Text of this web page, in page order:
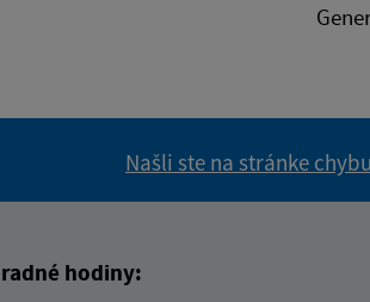
Našli ste na stránke
hodiny: